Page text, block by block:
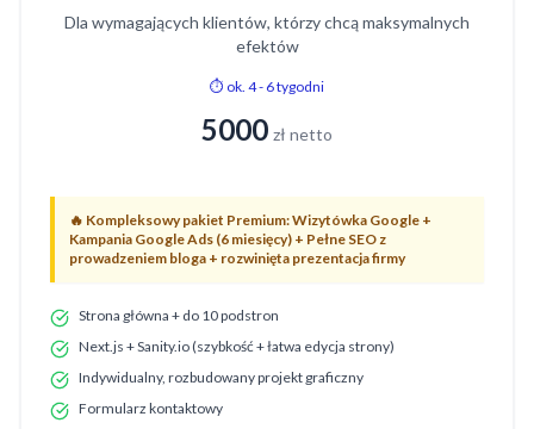
Dla wymagających klientów, którzy chcą maksymalnych
efektów
⏱️ ok. 4 - 6 tygodni
5000 zł netto
🔥 Kompleksowy pakiet Premium: Wizytówka Google +
Kampania Google Ads (6 miesięcy) + Pełne SEO z
prowadzeniem bloga + rozwinięta prezentacja firmy
Strona główna + do 10 podstron
Next.js + Sanity.io (szybkość + łatwa edycja strony)
Indywidualny, rozbudowany projekt graficzny
Formularz kontaktowy